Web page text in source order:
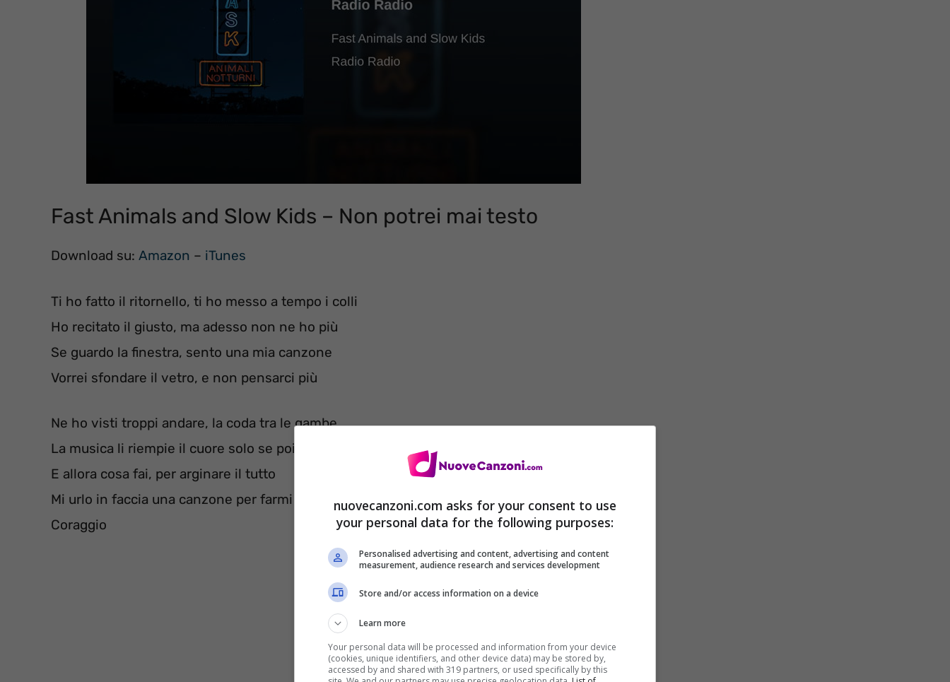
Fast Animals and Slow Kids – Non potrei mai testo
Download su: Amazon – iTunes
Ti ho fatto il ritornello, ti ho messo a tempo i colli
Ho recitato il giusto, ma adesso non ne ho più
Se guardo la finestra, sento una mia canzone
Vorrei sfondare il vetro, e non pensarci più
Ne ho visti troppi andare, la coda tra le gambe
La musica li riempie il cuore solo se poi vende
E allora cosa fai, per arginare il tutto
Mi urlo in faccia una canzone per farmi coraggio
Coraggio
nuovecanzoni.com asks for your consent to use
your personal data for the following purposes:
Personalised advertising and content, advertising and content
measurement, audience research and services development
Store and/or access information on a device
Learn more
Your personal data will be processed and information from your device
(cookies, unique identifiers, and other device data) may be stored by,
accessed by and shared with 319 partners, or used specifically by this